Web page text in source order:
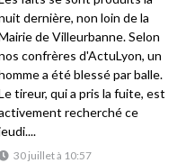
30 juillet à 10:57
dernière, non loin de la
de Villeurbanne. Selon
confrères d'ActuLyon, un
a été blessé par balle.
tireur, qui a pris la fuite, est
recherché ce